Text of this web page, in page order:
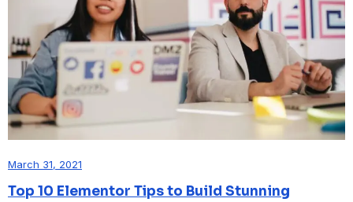
March 31, 2021
Top 10 Elementor Tips to Build Stunning